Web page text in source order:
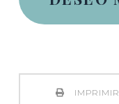
IMPRIMIR